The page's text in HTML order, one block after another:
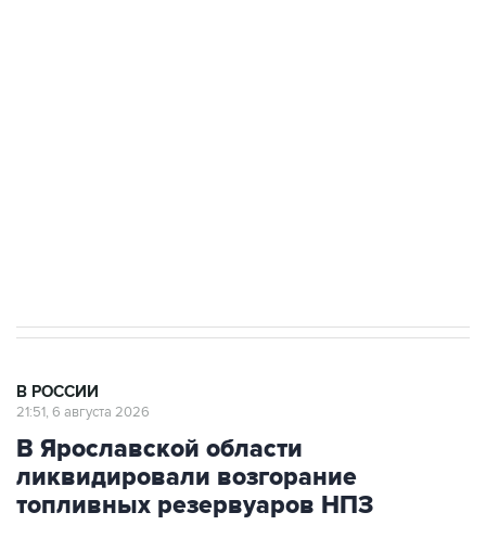
В РОССИИ
21:51, 6 августа 2026
В Ярославской области
ликвидировали возгорание
топливных резервуаров НПЗ